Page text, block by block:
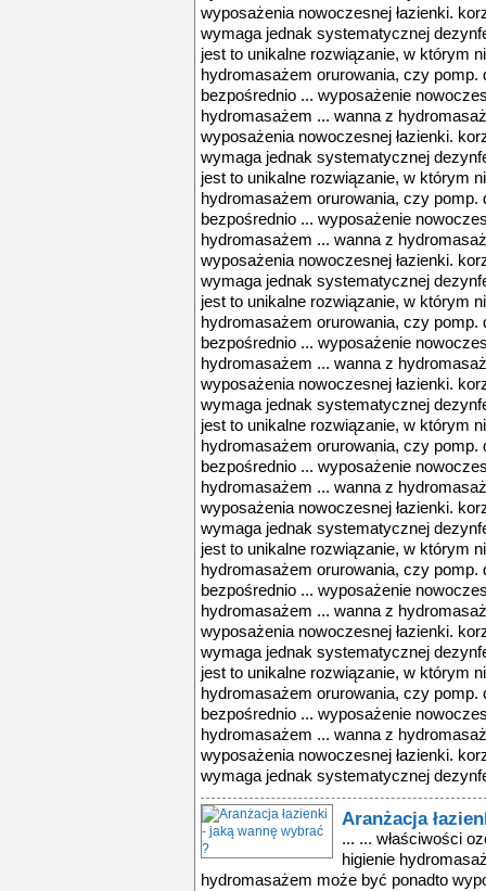
wyposażenia nowoczesnej łazienki.
wymaga jednak systematycznej
jest to unikalne rozwiązanie, w którym
hydromasażem orurowania, czy
bezpośrednio ... wyposażenie
hydromasażem ... wanna z
wyposażenia nowoczesnej łazienki.
wymaga jednak systematycznej
jest to unikalne rozwiązanie, w którym
hydromasażem orurowania, czy
bezpośrednio ... wyposażenie
hydromasażem ... wanna z
wyposażenia nowoczesnej łazienki.
wymaga jednak systematycznej
jest to unikalne rozwiązanie, w którym
hydromasażem orurowania, czy
bezpośrednio ... wyposażenie
hydromasażem ... wanna z
wyposażenia nowoczesnej łazienki.
wymaga jednak systematycznej
jest to unikalne rozwiązanie, w którym
hydromasażem orurowania, czy
bezpośrednio ... wyposażenie
hydromasażem ... wanna z
wyposażenia nowoczesnej łazienki.
wymaga jednak systematycznej
jest to unikalne rozwiązanie, w którym
hydromasażem orurowania, czy
bezpośrednio ... wyposażenie
hydromasażem ... wanna z
wyposażenia nowoczesnej łazienki.
wymaga jednak systematycznej
jest to unikalne rozwiązanie, w którym
hydromasażem orurowania, czy
bezpośrednio ... wyposażenie
hydromasażem ... wanna z
wyposażenia nowoczesnej łazienki.
wymaga jednak systematycznej
Aranżacja
... ... właściwości
higienie
hydromasażem może być ponadto